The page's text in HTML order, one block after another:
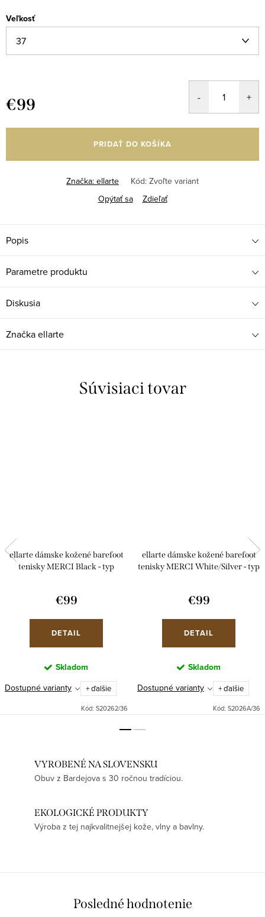
Veľkosť
€99
cena:
PRIDAŤ DO KOŠÍKA
Značka: ellarte Kód: Zvoľte variant
Opýtať sa
Zdieľať
Popis
Parametre produktu
Diskusia
Značkaellarte
Súvisiaci tovar
ellarte dámske kožené barefoot
tenisky MERCI Black - typ
€99
DETAIL
Skladom
Dostupné varianty
+ ďalšie
Kód: S20262/36
ellarte dámske kožené barefoot
tenisky MERCI White/Silver - typ
€99
DETAIL
Skladom
Dostupné varianty
+ ďalšie
Kód: S2026A/36
VYROBENÉ NA SLOVENSKU
Obuv z Bardejova s 30 ročnou tradíciou.
EKOLOGICKÉ PRODUKTY
Výroba z tej najkvalitnejšej kože, vlny a bavlny.
Posledné hodnotenie